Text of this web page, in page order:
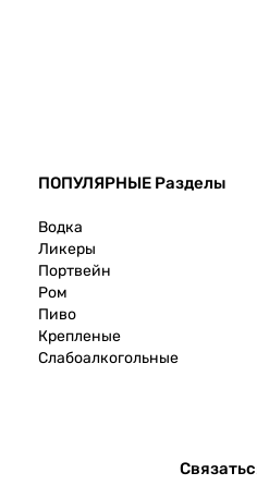
ПОПУЛЯРНЫЕ Разделы
Водка
Ликеры
Портвейн
Ром
Пиво
Крепленые
Слабоалкогольные